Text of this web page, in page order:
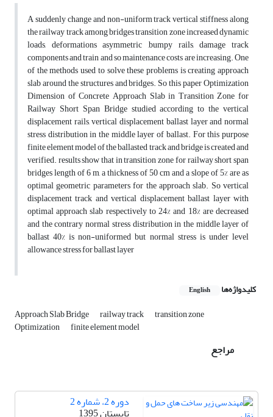
A suddenly change and non-uniform track vertical stiffness along
the railway track among bridges transition zone increased dynamic
loads, deformations asymmetric ,bumpy rails, damage track
components and train and so maintenance costs are increasing. One
of the methods used to solve these problems is creating approach
slab around the structures and bridges. So this paper Optimization
Dimension of Concrete Approach Slab in Transition Zone for
Railway Short Span Bridge studied according to the vertical
displacement rails, vertical displacement ballast layer and normal
stress distribution in the middle layer of ballast. For this purpose
finite element model of the ballasted track and bridge is created and
verified. results show that in transition zone for railway short span
bridges length of 6 m, a thickness of 50 cm and a slope of 5% are as
optimal geometric parameters for the approach slab. So vertical
displacement track and vertical displacement ballast layer with
optimal approach slab respectively to 24% and 18% are decreased
and the contrary normal stress distribution in the middle layer of
ballast 40% is non-uniformed but normal stress is under level
allowance stress for ballast layer
کلیدواژه‌ها English
Approach Slab Bridge railway track transition zone
Optimization finite element model
مراجع
دوره 2، شماره 2